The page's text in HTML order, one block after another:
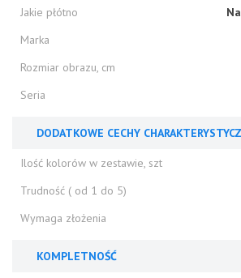
Jakie płótno
Marka
Rozmiar obrazu, cm
Seria
DODATKOWE CECHY
Ilość kolorów w zestawie, szt
Trudność ( od 1 do 5)
Wymaga złożenia
KOMPLETNOŚĆ